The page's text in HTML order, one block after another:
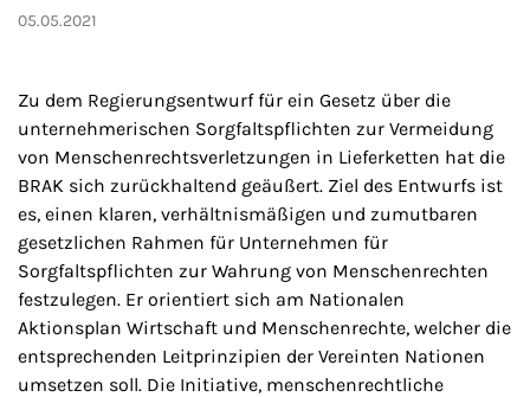
05.05.2021
Zu dem Regierungsentwurf für ein Gesetz über die
unternehmerischen Sorgfaltspflichten zur Vermeidung
von Menschenrechtsverletzungen in Lieferketten hat die
BRAK sich zurückhaltend geäußert. Ziel des Entwurfs ist
es, einen klaren, verhältnismäßigen und zumutbaren
gesetzlichen Rahmen für Unternehmen für
Sorgfaltspflichten zur Wahrung von Menschenrechten
festzulegen. Er orientiert sich am Nationalen
Aktionsplan Wirtschaft und Menschenrechte, welcher die
entsprechenden Leitprinzipien der Vereinten Nationen
umsetzen soll. Die Initiative, menschenrechtliche